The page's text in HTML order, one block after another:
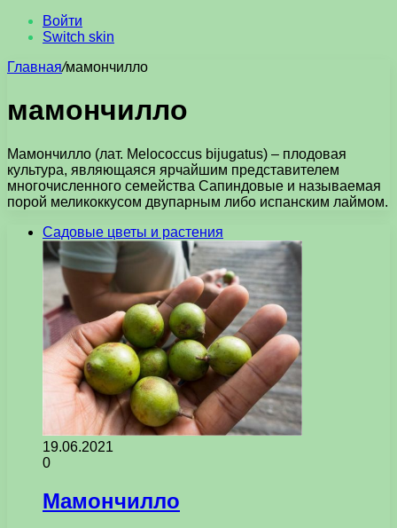
Войти
Switch skin
Главная/мамончилло
мамончилло
Мамончилло (лат. Melococcus bijugatus) – плодовая
культура, являющаяся ярчайшим представителем
многочисленного семейства Сапиндовые и называемая
порой меликоккусом двупарным либо испанским лаймом.
Садовые цветы и растения
19.06.2021
0
Мамончилло